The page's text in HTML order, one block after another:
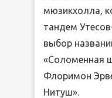
мюзикхолла,
тандем
выбор
«Соломенная
Флоримон
Нитуш».